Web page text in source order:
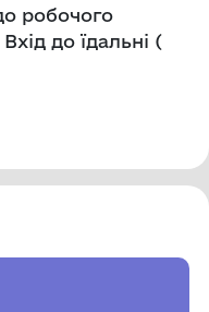
робочого
до їдальні (